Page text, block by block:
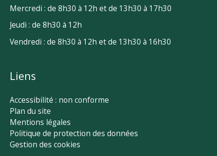
Mercredi : de 8h30 à 12h et de 13h30 à 17h30
Jeudi : de 8h30 à 12h
Vendredi : de 8h30 à 12h et de 13h30 à 16h30
Liens
Accessibilité : non conforme
Plan du site
Mentions légales
Politique de protection des données
Gestion des cookies